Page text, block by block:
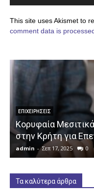
This site uses Akismet to
comment data is
ΕΠΙΧΕΙΡΉΣΕΙΣ
Κορυφαία
στην Κρήτη για
admin - Σεπ 17, 2025 0
Τα καλύτερα άρθρα